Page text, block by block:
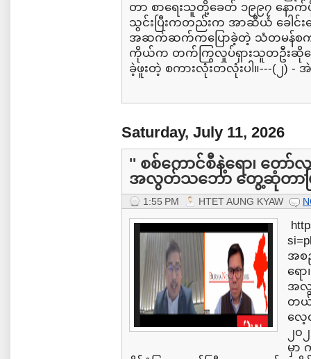
တာ စာရေးသူတို့ခေတ် ၁၉၉၇ နော
သွင်းပြီးကတည်းက အာဆီယံ ခေါင်းဆ
အဆက်ဆက်ကပြောခဲ့တဲ့ သံတမန်စကာ
ကိုယ်က တက်ကြွလှုပ်ရှားသူတဦးဆိုတော့
ခဲ့ဖူးတဲ့ စကားလုံးတလုံးပါ။---(၂) -
Saturday, July 11, 2026
'' စစ်ကောင်စီနဲ့ရော၊ တော်
အလွတ်သဘော တွေ့ဆုံတာဖ
1:55 PM HTET AUNG KYAW
အစ
ရေ
အလွ
တယ်
လေ့
၂
မှာ